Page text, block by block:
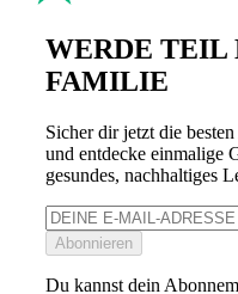
WERDE TEIL
FAMILIE
Sicher dir jetzt die
und entdecke einmalige
gesundes, nachhaltiges
Abonnieren
Du kannst dein